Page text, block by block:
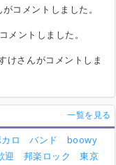
コメントしました。
メントしました。
けさんがコメントしま
一覧を見る
ロ バンド
boowy
迎 邦楽ロック
東京